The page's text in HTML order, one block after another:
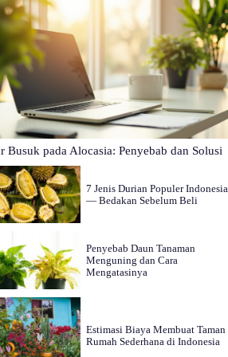
Busuk pada Alocasia: Penyebab dan Solusi
7 Jenis Durian Populer Indonesia
— Bedakan Sebelum Beli
Penyebab Daun Tanaman
Menguning dan Cara
Mengatasinya
Estimasi Biaya Membuat Taman
Rumah Sederhana di Indonesia